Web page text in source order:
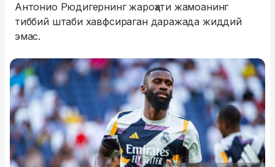
Антонио Рюдигернинг жароҳати жамоанинг
тиббий штаби хавфсираган даражада жиддий
эмас.